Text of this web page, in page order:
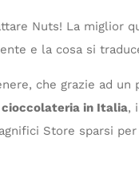
Nuts! La miglior
e la cosa si
che grazie ad un
cioccolateria in Italia,
Store sparsi